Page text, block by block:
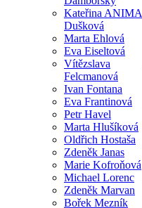
Kateřina ANIMA
Dušková
Marta Ehlová
Eva Eiseltová
Vítězslava
Felcmanová
Ivan Fontana
Eva Frantinová
Petr Havel
Marta Hlušíková
Oldřich Hostaša
Zdeněk Janas
Marie Kofroňová
Michael Lorenc
Zdeněk Marvan
Bořek Mezník